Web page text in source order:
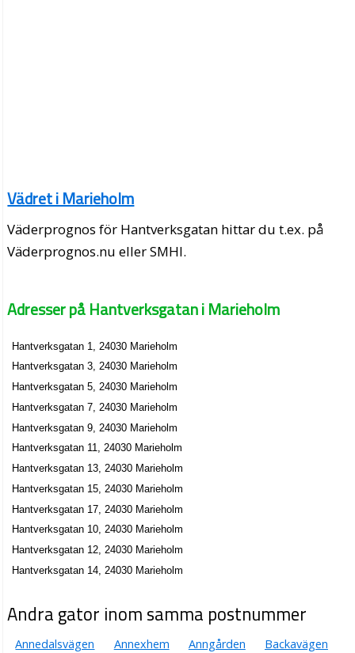
Vädret i Marieholm
Väderprognos för Hantverksgatan hittar du t.ex. på
Väderprognos.nu eller SMHI.
Adresser på Hantverksgatan i Marieholm
Hantverksgatan 1, 24030 Marieholm
Hantverksgatan 3, 24030 Marieholm
Hantverksgatan 5, 24030 Marieholm
Hantverksgatan 7, 24030 Marieholm
Hantverksgatan 9, 24030 Marieholm
Hantverksgatan 11, 24030 Marieholm
Hantverksgatan 13, 24030 Marieholm
Hantverksgatan 15, 24030 Marieholm
Hantverksgatan 17, 24030 Marieholm
Hantverksgatan 10, 24030 Marieholm
Hantverksgatan 12, 24030 Marieholm
Hantverksgatan 14, 24030 Marieholm
Andra gator inom samma postnummer
Annedalsvägen Annexhem Anngården
Backavägen